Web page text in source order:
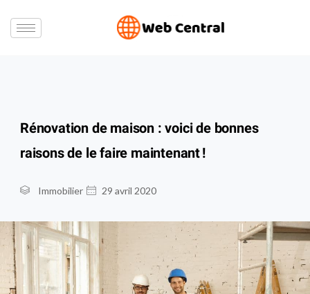
Rénovation de maison : voici de bonnes
raisons de le faire maintenant !
Immobilier 29 avril 2020